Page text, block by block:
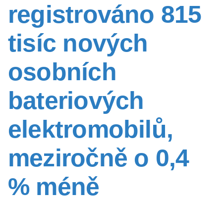
registrováno 815
tisíc nových
osobních
bateriových
elektromobilů,
meziročně o 0,4
% méně